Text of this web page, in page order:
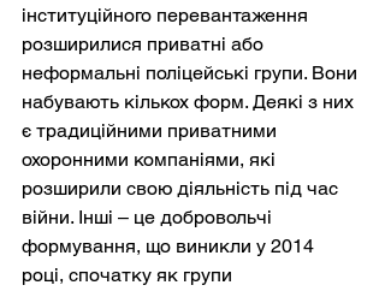
інституційного перевантаження
розширилися приватні або
неформальні поліцейські групи. Вони
набувають кількох форм. Деякі з них
є традиційними приватними
охоронними компаніями, які
розширили свою діяльність під час
війни. Інші – це добровольчі
формування, що виникли у 2014
році, спочатку як групи